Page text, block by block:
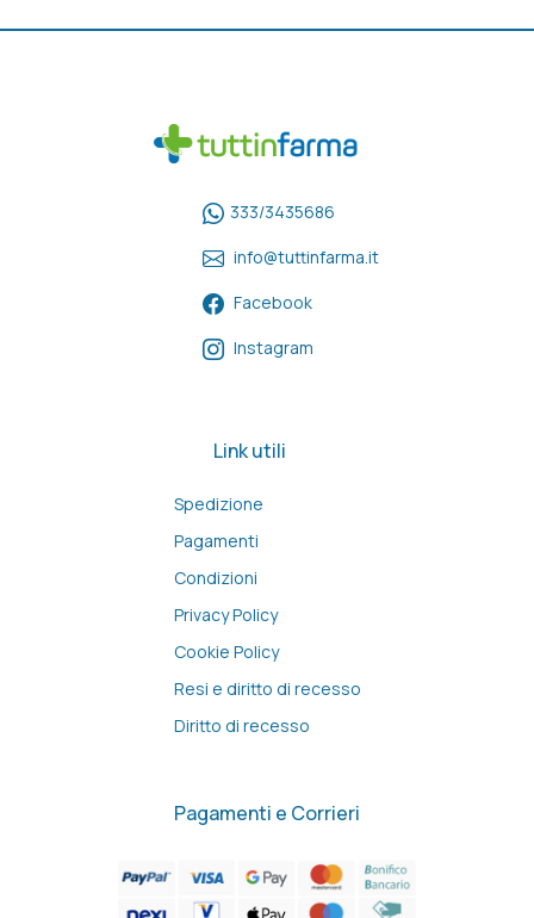
333/3435686
info@tuttinfarma.it
Facebook
Instagram
Link utili
Spedizione
Pagamenti
Condizioni
Privacy Policy
Cookie Policy
Resi e diritto di recesso
Diritto di recesso
Pagamenti e Corrieri